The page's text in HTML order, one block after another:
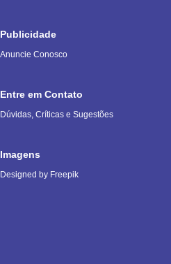
Publicidade
Anuncie Conosco
Entre em Contato
Dúvidas, Críticas e Sugestões
Imagens
Designed by Freepik